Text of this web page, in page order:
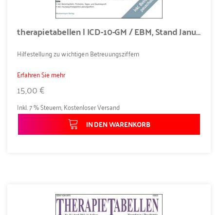
therapietabellen | ICD-10-GM / EBM, Stand Januar 2016
Hilfestellung zu wichtigen Betreuungsziffern
Erfahren Sie mehr
15,00 €
Inkl. 7 % Steuern,Kostenloser Versand
IN DEN WARENKORB